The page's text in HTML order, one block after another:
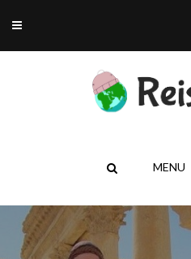
MENU